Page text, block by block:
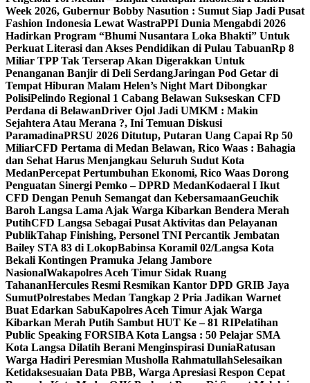
Week 2026, Gubernur Bobby Nasution : Sumut Siap Jadi Pusat
Fashion Indonesia Lewat WastraPPI Dunia Mengabdi 2026
Hadirkan Program “Bhumi Nusantara Loka Bhakti” Untuk
Perkuat Literasi dan Akses Pendidikan di Pulau TabuanRp 8
Miliar TPP Tak Terserap Akan Digerakkan Untuk
Penanganan Banjir di Deli SerdangJaringan Pod Getar di
Tempat Hiburan Malam Helen’s Night Mart Dibongkar
PolisiPelindo Regional 1 Cabang Belawan Sukseskan CFD
Perdana di BelawanDriver Ojol Jadi UMKM : Makin
Sejahtera Atau Merana ?, Ini Temuan Diskusi
ParamadinaPRSU 2026 Ditutup, Putaran Uang Capai Rp 50
MiliarCFD Pertama di Medan Belawan, Rico Waas : Bahagia
dan Sehat Harus Menjangkau Seluruh Sudut Kota
MedanPercepat Pertumbuhan Ekonomi, Rico Waas Dorong
Penguatan Sinergi Pemko – DPRD MedanKodaeral I Ikut
CFD Dengan Penuh Semangat dan KebersamaanGeuchik
Baroh Langsa Lama Ajak Warga Kibarkan Bendera Merah
PutihCFD Langsa Sebagai Pusat Aktivitas dan Pelayanan
PublikTahap Finishing, Personel TNI Percantik Jembatan
Bailey STA 83 di LokopBabinsa Koramil 02/Langsa Kota
Bekali Kontingen Pramuka Jelang Jambore
NasionalWakapolres Aceh Timur Sidak Ruang
TahananHercules Resmi Resmikan Kantor DPD GRIB Jaya
SumutPolrestabes Medan Tangkap 2 Pria Jadikan Warnet
Buat Edarkan SabuKapolres Aceh Timur Ajak Warga
Kibarkan Merah Putih Sambut HUT Ke – 81 RIPelatihan
Public Speaking FORSIBA Kota Langsa : 50 Pelajar SMA
Kota Langsa Dilatih Berani Menginspirasi DuniaRatusan
Warga Hadiri Peresmian Musholla RahmatullahSelesaikan
Ketidaksesuaian Data PBB, Warga Apresiasi Respon Cepat